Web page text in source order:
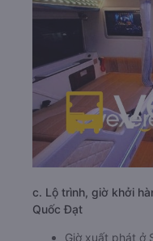
c. Lộ trình, giờ khởi
Quốc Đạt
Giờ xuất phát ở